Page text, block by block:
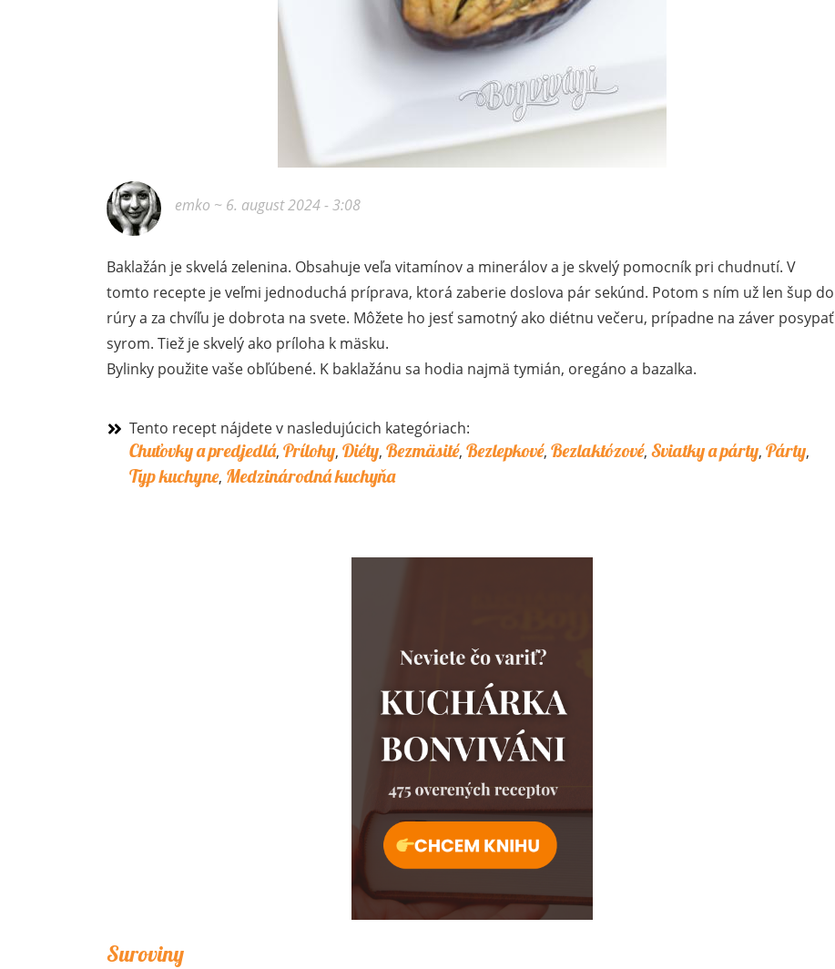
emko ~ 6. august 2024 - 3:08
Baklažán je skvelá zelenina. Obsahuje veľa vitamínov a minerálov a je skvelý pomocník pri chudnutí. V
tomto recepte je veľmi jednoduchá príprava, ktorá zaberie doslova pár sekúnd. Potom s ním už len šup do
rúry a za chvíľu je dobrota na svete. Môžete ho jesť samotný ako diétnu večeru, prípadne na záver posypať
syrom. Tiež je skvelý ako príloha k mäsku.
Bylinky použite vaše obľúbené. K baklažánu sa hodia najmä tymián, oregáno a bazalka.
Tento recept nájdete v nasledujúcich kategóriach:
Chuťovky a predjedlá, Prílohy, Diéty, Bezmäsité, Bezlepkové, Bezlaktózové, Sviatky a párty, Párty,
Typ kuchyne, Medzinárodná kuchyňa
Suroviny